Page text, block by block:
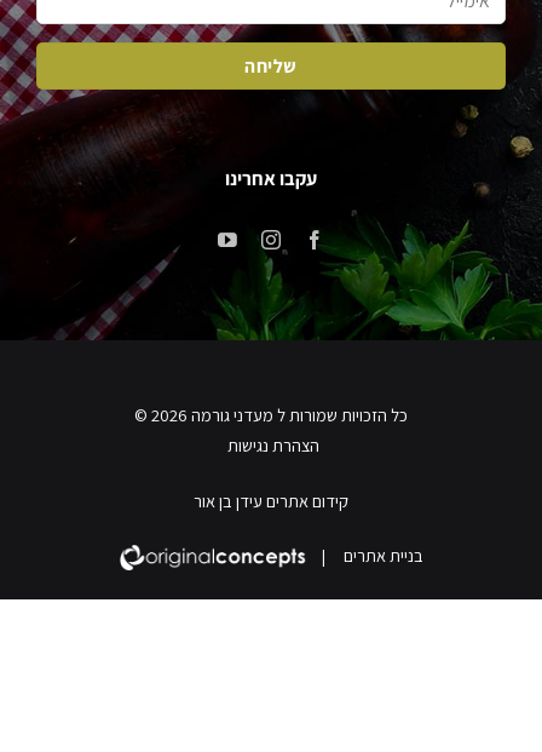
עקבו אחרינו
כל הזכויות שמורות ל מעדני גורמה 2026 ©
הצהרת נגישות
קידום אתרים עידן בן אור
בניית אתרים |